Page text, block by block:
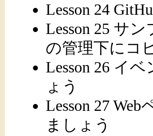
Lesson 24
Lesson 25 サ
の管理下にコ
Lesson 26 イ
ょう
Lesson 27
ましょう